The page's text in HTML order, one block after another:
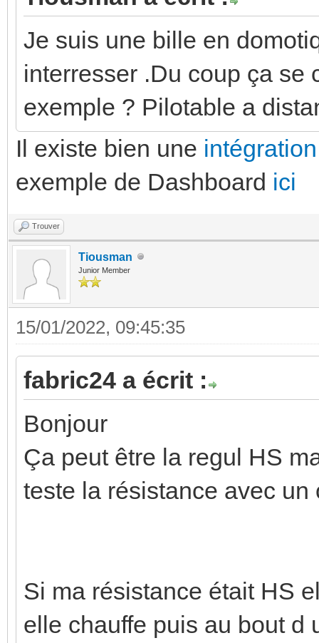
Je suis une bille en
interresser .Du coup ça se
exemple ? Pilotable a
Il existe bien une
exemple de Dashboard ici
Trouver
Tiousman
Junior Member
15/01/2022, 09:45:35
fabric24 a écrit :
Bonjour
Ça peut être la regul HS
teste la résistance avec un
Si ma résistance était HS
elle chauffe puis au bout d